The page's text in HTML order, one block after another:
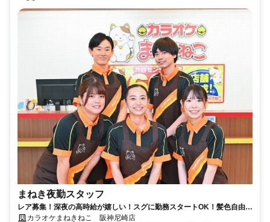
まねき夜勤スタッフ
レア募集！深夜の高時給が嬉しい！スグに勤務スタートOK！髪色自由ピ
アスOK！未経験歓迎！週2～OK！
カラオケまねきねこ 阪神尼崎店